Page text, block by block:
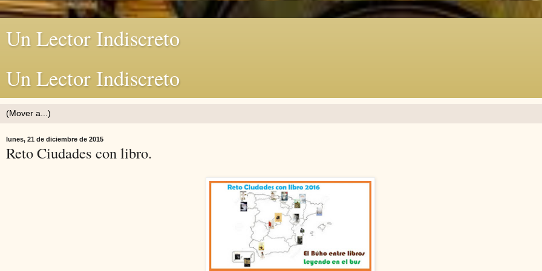
Un Lector Indiscreto
Un Lector Indiscreto
lunes, 21 de diciembre de 2015
Reto Ciudades con libro.